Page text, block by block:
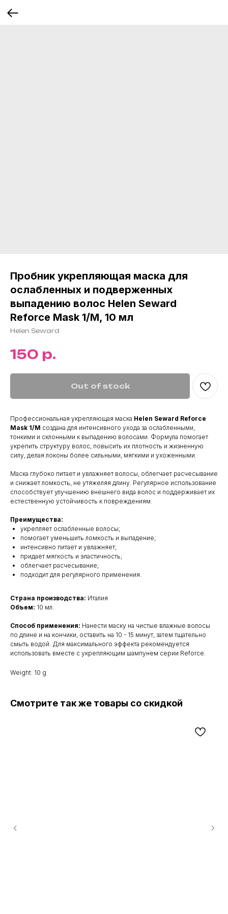
Пробник укрепляющая маска для
ослабленных и подверженных
выпадению волос Helen Seward
Reforce Mask 1/M, 10 мл
Helen Seward
150 р.
Out of stock
Профессиональная укрепляющая маска Helen Seward Reforce
Mask 1/M создана для интенсивного ухода за ослабленными,
тонкими и склонными к выпадению волосами. Формула помогает
укрепить структуру волос, повысить их плотность и жизненную
силу, делая локоны более сильными, мягкими и ухоженными.
Маска глубоко питает и увлажняет волосы, облегчает расчесывание
и снижает ломкость, не утяжеляя длину. Регулярное использование
способствует улучшению внешнего вида волос и поддерживает их
естественную устойчивость к повреждениям.
Преимущества:
укрепляет ослабленные волосы;
помогает уменьшить ломкость и выпадение;
интенсивно питает и увлажняет;
придает мягкость и эластичность;
облегчает расчесывание;
подходит для регулярного применения.
Страна производства: Италия
Объем: 10 мл.
Способ применения: Нанести маску на чистые влажные волосы
по длине и на кончики, оставить на 10 - 15 минут, затем тщательно
смыть водой. Для максимального эффекта рекомендуется
использовать вместе с укрепляющим шампунем серии Reforce.
Weight: 10 g
Смотрите так же товары со скидкой